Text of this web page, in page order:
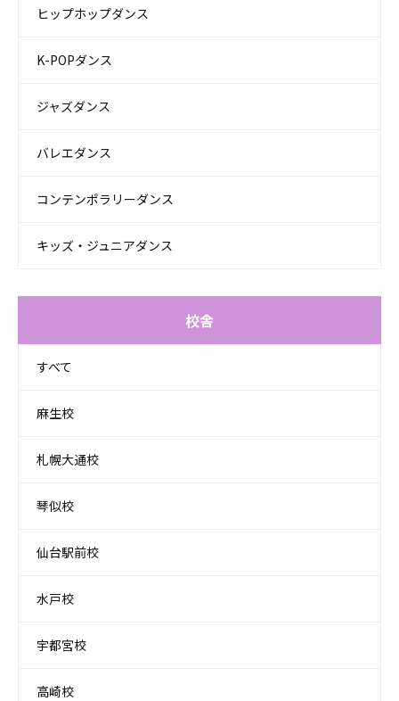
ヒップホップダンス
K-POPダンス
ジャズダンス
バレエダンス
コンテンポラリーダンス
キッズ・ジュニアダンス
校舎
すべて
麻生校
札幌大通校
琴似校
仙台駅前校
水戸校
宇都宮校
高崎校